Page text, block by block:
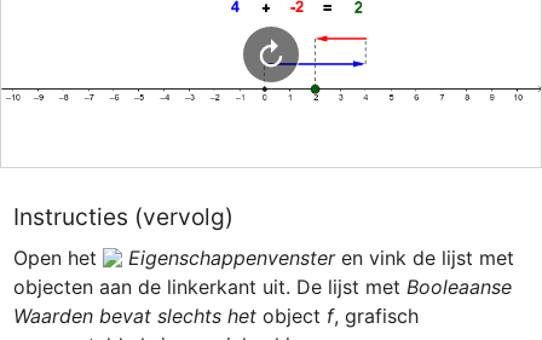
Instructies (vervolg)
Open het Eigenschappenvenster en vink de lijst met
objecten aan de linkerkant uit. De lijst met Booleaanse
Waarden bevat slechts het object f, grafisch